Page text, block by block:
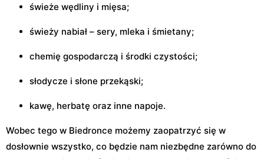
świeże wędliny i mięsa;
świeży nabiał – sery, mleka i śmietany;
chemię gospodarczą i środki czystości;
słodycze i słone przekąski;
kawę, herbatę oraz inne napoje.
Wobec tego w Biedronce możemy zaopatrzyć się w
dosłownie wszystko, co będzie nam niezbędne zarówno do